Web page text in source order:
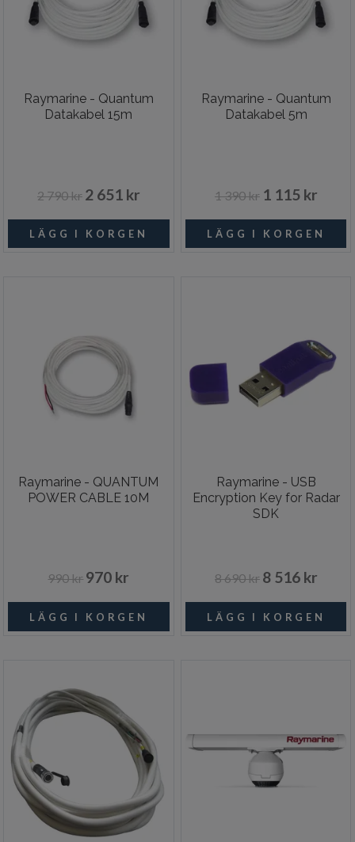
Raymarine - Quantum
Datakabel 15m
2 790 kr 2 651 kr
Raymarine - Quantum
Datakabel 5m
1 390 kr 1 115 kr
Raymarine - QUANTUM
POWER CABLE 10M
990 kr 970 kr
Raymarine - USB
Encryption Key for Radar
SDK
8 690 kr 8 516 kr